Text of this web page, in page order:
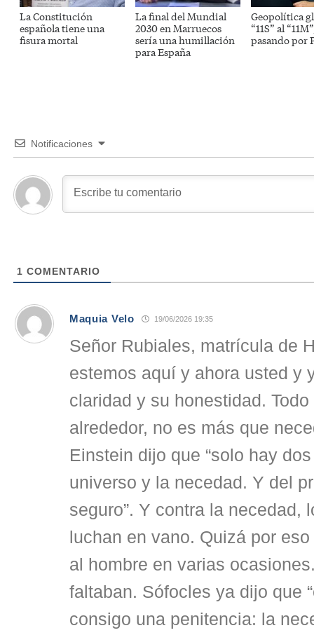
La Constitución
española tiene una
fisura mortal
La final del Mundial
2030 en Marruecos
sería una humillación
para España
Geopolítica
“11S” al
pasando por
Notificaciones
1 COMENTARIO
Maquia Velo 19/06/2026 19:35
Señor Rubiales, matrícula de
estemos aquí y ahora usted y
claridad y su honestidad.
alrededor, no es más que
Einstein dijo que “solo hay
universo y la necedad. Y del
seguro”. Y contra la necedad,
luchan en vano. Quizá por
al hombre en varias
faltaban. Sófocles ya dijo que
consigo una penitencia: la